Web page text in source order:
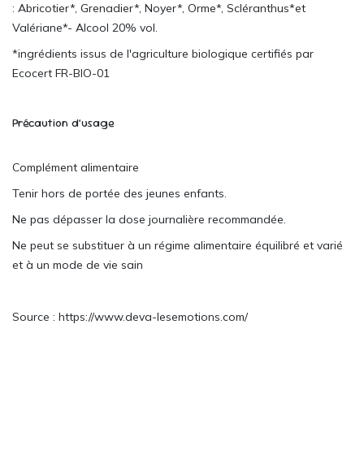
: Abricotier*, Grenadier*, Noyer*, Orme*, Scléranthus*et
Valériane*- Alcool 20% vol.
*ingrédients issus de l'agriculture biologique certifiés par
Ecocert FR-BIO-01
Précaution d’usage
Complément alimentaire
Tenir hors de portée des jeunes enfants.
Ne pas dépasser la dose journalière recommandée.
Ne peut se substituer à un régime alimentaire équilibré et varié
et à un mode de vie sain
Source : https://www.deva-lesemotions.com/